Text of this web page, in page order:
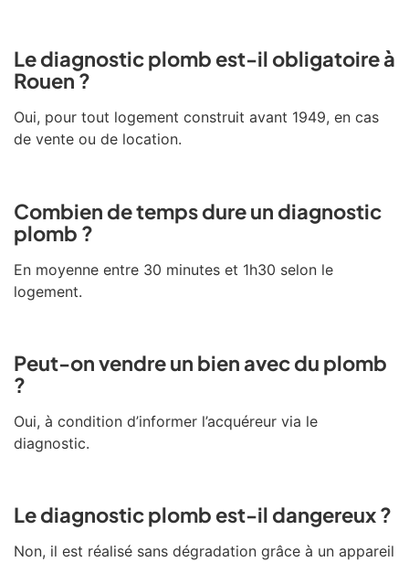
Le diagnostic plomb est-il obligatoire à
Rouen ?
Oui, pour tout logement construit avant 1949, en cas
de vente ou de location.
Combien de temps dure un diagnostic
plomb ?
En moyenne entre 30 minutes et 1h30 selon le
logement.
Peut-on vendre un bien avec du plomb
?
Oui, à condition d’informer l’acquéreur via le
diagnostic.
Le diagnostic plomb est-il dangereux ?
Non, il est réalisé sans dégradation grâce à un appareil